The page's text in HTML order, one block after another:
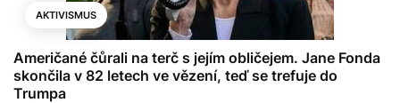
AKTIVISMUS
Američané čůrali na terč s jejím obličejem. Jane Fonda
skončila v 82 letech ve vězení, teď se trefuje do
Trumpa